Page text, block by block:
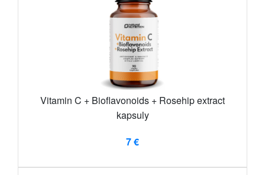
Vitamin C + Bioflavonoids + Rosehip extract
kapsuly
7 €